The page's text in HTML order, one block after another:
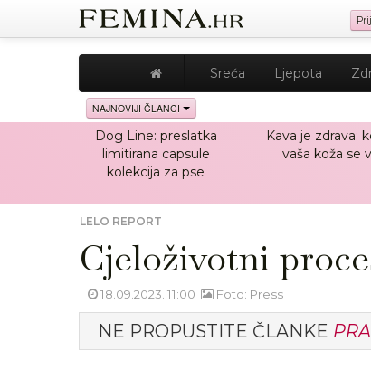
Sreća Ljepota
NAJNOVIJI ČLANCI
Dog Line: preslatka
limitirana capsule
kolekcija za pse
Kava je zdrava:
vaša koža se
LELO REPORT
Cjeloživotni
18.09.2023. 11:00 Foto: Press
NE PROPUSTITE ČLANKE